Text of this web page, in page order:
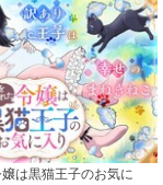
嬢は黒猫王子のお気に